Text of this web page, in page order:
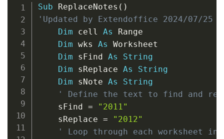
Sub ReplaceNotes ( )
'Updated by Extendoffice 2024/07/
Dim cell As Range
Dim wks As Worksheet
Dim sFind As
String
Dim sReplace As
String
Dim sNote As
String
' Define the text to find and
    sFind
=
"2011"
    sReplace
=
"2012"
' Loop through each worksheet in